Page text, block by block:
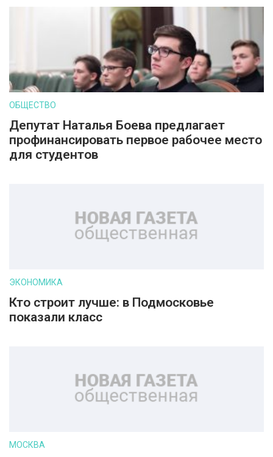
ОБЩЕСТВО
Депутат Наталья Боева предлагает
профинансировать первое рабочее место
для студентов
ЭКОНОМИКА
Кто строит лучше: в Подмосковье
показали класс
МОСКВА